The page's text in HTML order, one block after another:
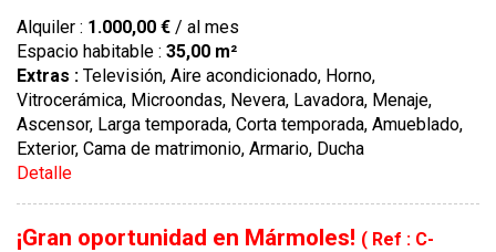
Alquiler : 1.000,00 € / al mes
Espacio habitable : 35,00 m²
Extras : Televisión, Aire acondicionado, Horno,
Vitrocerámica, Microondas, Nevera, Lavadora, Menaje,
Ascensor, Larga temporada, Corta temporada, Amueblado,
Exterior, Cama de matrimonio, Armario, Ducha
Detalle
¡Gran oportunidad en Mármoles! ( Ref : C-